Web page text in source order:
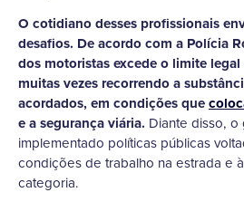
O cotidiano desses profissionais
desafios. De acordo com a Polícia
dos motoristas excede o limite
muitas vezes recorrendo a
acordados, em condições que
e a segurança viária. Diante disso,
implementado políticas públicas
condições de trabalho na estrada e
categoria.